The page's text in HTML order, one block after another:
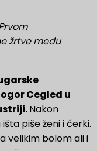
žrtve među
Cegled u
Nakon
piše ženi i ćerki.
velikim bolom ali i